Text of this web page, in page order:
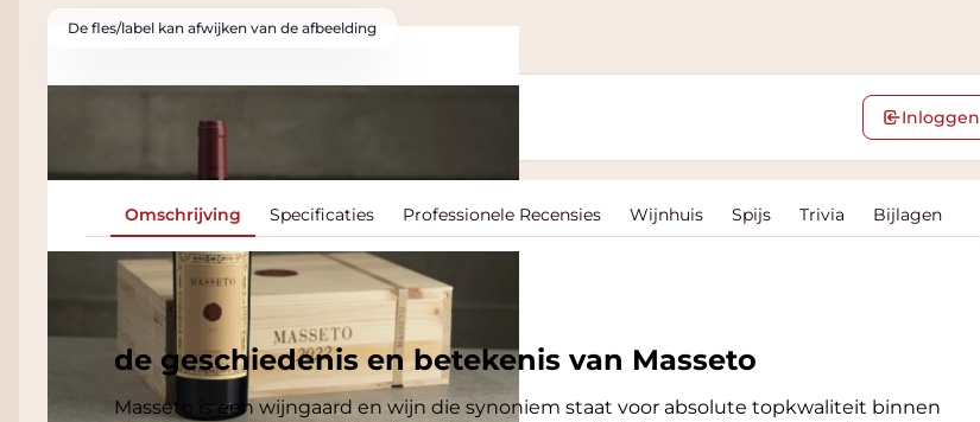
De fles/label kan afwijken van de afbeelding
Log in om je proefnotitie op te slaan.
Inloggen
Omschrijving Specificaties Professionele Recensies Wijnhuis Spijs Trivia Bijlagen
Omschrijving
de geschiedenis en betekenis van Masseto
Masseto is een wijngaard en wijn die synoniem staat voor absolute topkwaliteit binnen